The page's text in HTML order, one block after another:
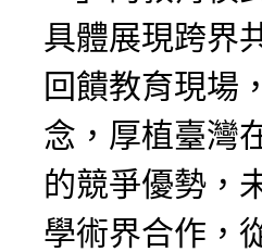
具體展現跨界
回饋教育現場
念，厚植臺灣
的競爭優勢，
學術界合作，